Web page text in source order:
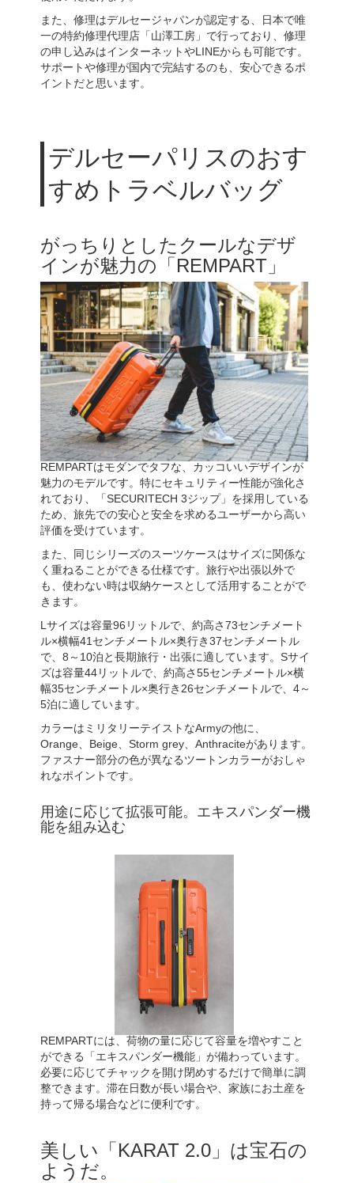
また、修理はデルセージャパンが認定する、日本で唯
一の特約修理代理店「山澤工房」で行っており、修理
の申し込みはインターネットやLINEからも可能です。
サポートや修理が国内で完結するのも、安心できるポ
イントだと思います。
デルセーパリスのおす
すめトラベルバッグ
がっちりとしたクールなデザ
インが魅力の「REMPART」
REMPARTはモダンでタフな、カッコいいデザインが
魅力のモデルです。特にセキュリティー性能が強化さ
れており、「SECURITECH 3ジップ」を採用している
ため、旅先での安心と安全を求めるユーザーから高い
評価を受けています。
また、同じシリーズのスーツケースはサイズに関係な
く重ねることができる仕様です。旅行や出張以外で
も、使わない時は収納ケースとして活用することがで
きます。
Lサイズは容量96リットルで、約高さ73センチメート
ル×横幅41センチメートル×奥行き37センチメートル
で、8～10泊と長期旅行・出張に適しています。Sサイ
ズは容量44リットルで、約高さ55センチメートル×横
幅35センチメートル×奥行き26センチメートルで、4～
5泊に適しています。
カラーはミリタリーテイストなArmyの他に、
Orange、Beige、Storm grey、Anthraciteがあります。
ファスナー部分の色が異なるツートンカラーがおしゃ
れなポイントです。
用途に応じて拡張可能。エキスパンダー機
能を組み込む
REMPARTには、荷物の量に応じて容量を増やすこと
ができる「エキスパンダー機能」が備わっています。
必要に応じてチャックを開け閉めするだけで簡単に調
整できます。滞在日数が長い場合や、家族にお土産を
持って帰る場合などに便利です。
美しい「KARAT 2.0」は宝石の
ようだ。